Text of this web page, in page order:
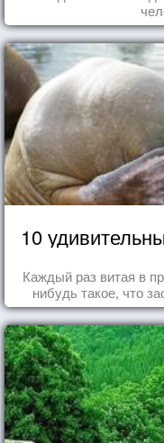
10
Каждый раз витая в
нибудь такое, что